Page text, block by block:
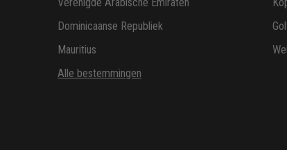
Dominicaanse Republiek
Mauritius
Alle bestemmingen